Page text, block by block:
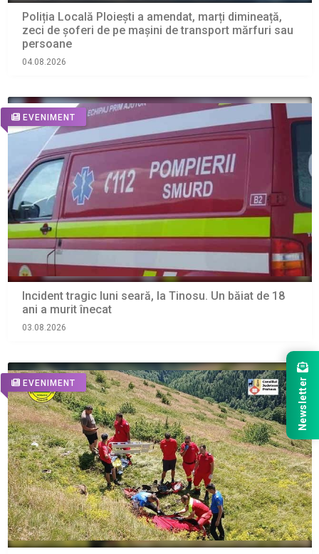
Poliția Locală Ploiești a amendat, marți dimineață,
zeci de șoferi de pe mașini de transport mărfuri sau
persoane
04.08.2026
EVENIMENT
Incident tragic luni seară, la Tinosu. Un băiat de 18
ani a murit înecat
03.08.2026
EVENIMENT Newsletter